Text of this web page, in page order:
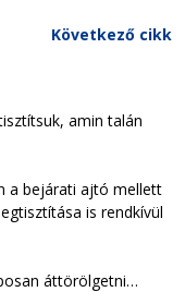
Következő cikk
amin talán
a bejárati ajtó mellett
is rendkívül
áttörölgetni…